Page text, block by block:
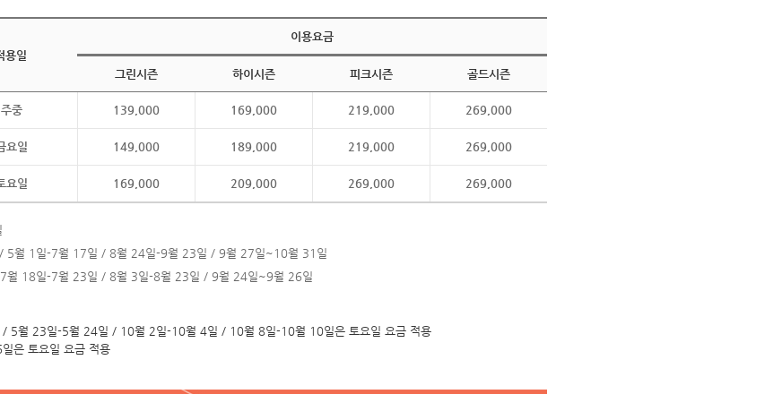
용일
이용요금
그린시즌 하이시즌 피크시즌 골드시즌
주중 139,000 169,000 219,000 269,000
요일 149,000 189,000 219,000 269,000
요일 169,000 209,000 269,000 269,000
5월 1일-7월 17일 / 8월 24일-9월 23일 / 9월 27일~10월 31일
월 18일-7월 23일 / 8월 3일-8월 23일 / 9월 24일~9월 26일
5월 23일-5월 24일 / 10월 2일-10월 4일 / 10월 8일-10월 10일은 토요일 요금 적용
은 토요일 요금 적용